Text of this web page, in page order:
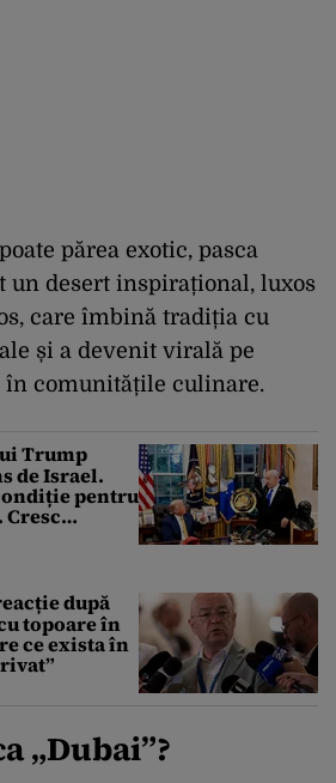
părea exotic, pasca
un desert inspirațional, luxos
care îmbină tradiția cu
și a devenit virală pe
în comunitățile culinare.
Trump
de Israel.
pentru
Mijlociu
după
topoare în
ce exista în
„Dubai”?